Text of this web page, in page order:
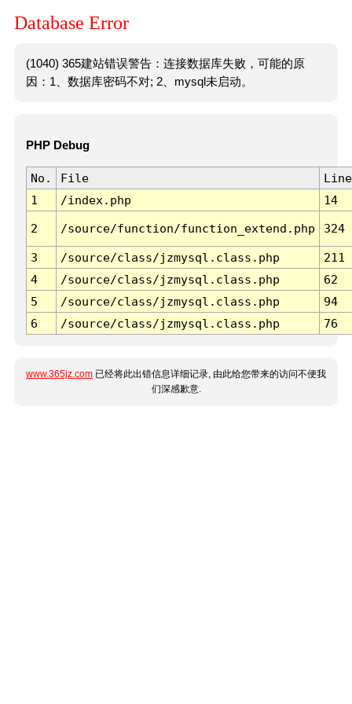
Database Error
(1040) 365建站错误警告：连接数据库失败，可能的原
因：1、数据库密码不对; 2、mysql未启动。
PHP Debug
No. File
Line
1
/index.php 14
2 /source/function/function_extend.php 324
3 /source/class/jzmysql.class.php
211
4
/source/class/jzmysql.class.php
62
5
/source/class/jzmysql.class.php
94
6
/source/class/jzmysql.class.php 76
www.365jz.com 已经将此出错信息详细记录, 由此给您带来的访问不便我
们深感歉意.